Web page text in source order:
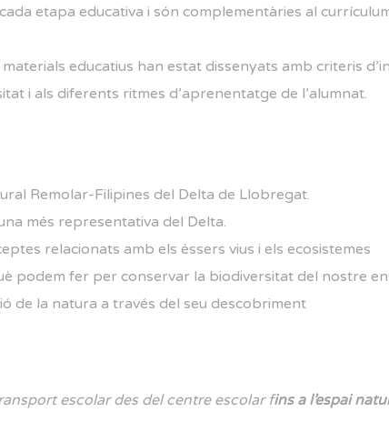
etapa educativa i són complementàries al
educatius han estat dissenyats amb criteris
i als diferents ritmes d’aprenentatge de l’alumnat.
Remolar-Filipines del Delta de Llobregat.
més representativa del Delta.
relacionats amb els éssers vius i els ecosistemes
podem fer per conservar la biodiversitat del nostre
de la natura a través del seu descobriment
escolar des del centre escolar fins a l’espai